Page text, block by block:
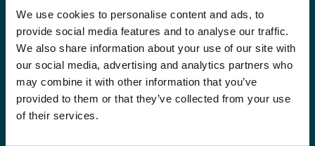
We use cookies to personalise content and ads, to
provide social media features and to analyse our traffic.
We also share information about your use of our site with
our social media, advertising and analytics partners who
may combine it with other information that you’ve
provided to them or that they’ve collected from your use
of their services.
Consent
*
Oui, je m'inscris à la newsletter *
CAPTCHA